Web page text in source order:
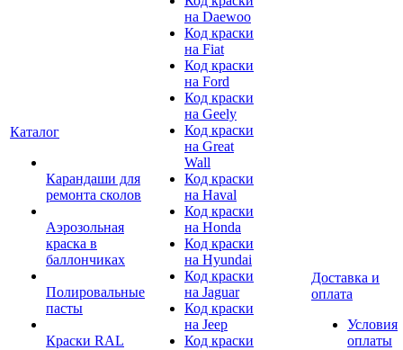
Каталог
Карандаши для
ремонта сколов
Аэрозольная
краска в
баллончиках
Полировальные
пасты
Краски RAL
на Daewoo
Код краски
на Fiat
Код краски
на Ford
Код краски
на Geely
Код краски
на Great
Wall
Код краски
на Haval
Код краски
на Honda
Код краски
на Hyundai
Код краски
на Jaguar
Код краски
на Jeep
Код краски
Доставка и
оплата
Условия
оплаты